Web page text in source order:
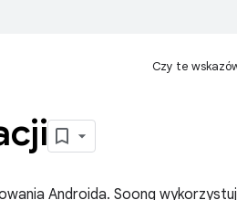
Czy te
Androida. Soong